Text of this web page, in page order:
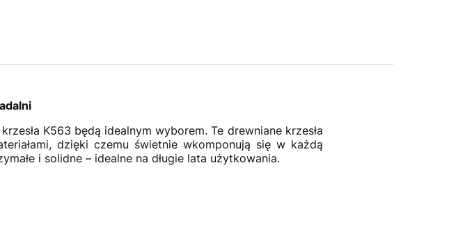
K563 będą idealnym wyborem. Te drewniane krzesła
dzięki czemu świetnie wkomponują się w każdą
i solidne – idealne na długie lata użytkowania.